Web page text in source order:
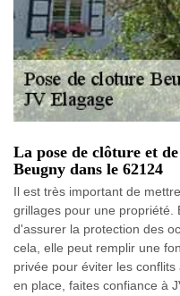
La pose de clôture et
Beugny dans le 62124
Il est très important de
grillages pour une propriété.
d'assurer la protection des
cela, elle peut remplir une
privée pour éviter les
en place, faites confiance à